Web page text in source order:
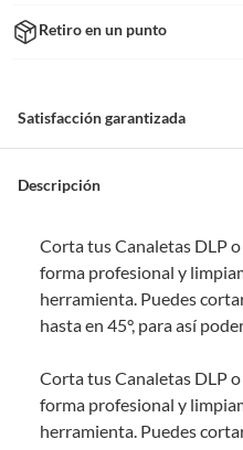
Retiro en un punto
Satisfacción garantizada
de la compra.
comprado por internet y que hay
derecho:
Productos que, por su
puedan deteriorarse o
De uso personal.
En sodimac.cl te damos30 días
estar en perfecto estado, con
Descripción
Corta tus Canaletas DLP
forma profesional y
herramienta. Puedes
hasta en 45°, para así
Corta tus Canaletas DLP
forma profesional y
herramienta. Puedes